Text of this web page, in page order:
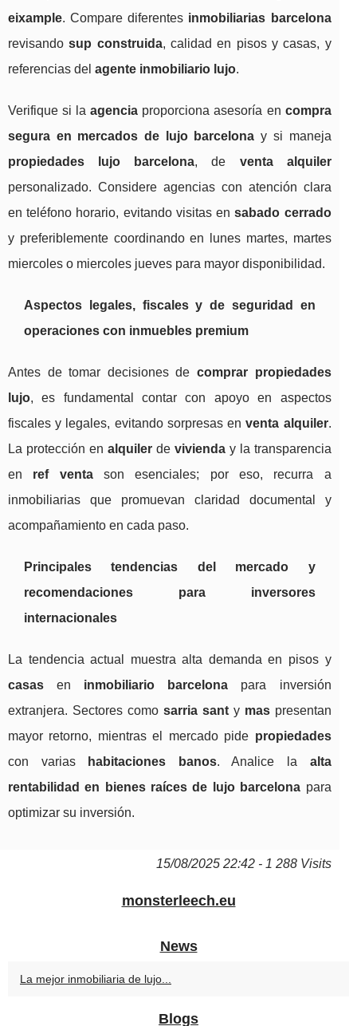
eixample. Compare diferentes inmobiliarias barcelona
revisandosup construida, calidad en pisos y casas, y
referencias del agente inmobiliario lujo.
Verifique si laagencia proporciona asesoría en compra
segura en mercados de lujo barcelona y si maneja
propiedades lujo barcelona, de venta alquiler
personalizado. Considere agencias con atención clara
en teléfono horario, evitando visitas ensabado cerrado
y preferiblemente coordinando en lunes martes, martes
miercoles o miercoles jueves para mayor disponibilidad.
Aspectos legales, fiscales y de seguridad en
operaciones con inmuebles premium
Antes de tomar decisiones de comprar propiedades
lujo, es fundamental contar con apoyo en aspectos
fiscales y legales, evitando sorpresas enventa alquiler.
La protección en alquilerde vivienday la transparencia
en ref ventason esenciales; por eso, recurra a
inmobiliarias que promuevan claridad documental y
acompañamiento en cada paso.
Principales tendencias del mercado y
recomendaciones para inversores
internacionales
La tendencia actual muestra alta demanda en pisos y
casas en inmobiliario barcelona para inversión
extranjera. Sectores como sarria santy maspresentan
mayor retorno, mientras el mercado pide propiedades
con varias
habitaciones banos. Analice la alta
rentabilidad en bienes raíces de lujo barcelona para
optimizar su inversión.
15/08/2025 22:42 - 1 288 Visits
monsterleech.eu
News
La mejor inmobiliaria de lujo...
Blogs